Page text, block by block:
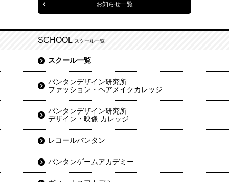
お知らせ一覧
SCHOOL スクール一覧
スクール一覧
バンタンデザイン研究所
ファッション・ヘアメイクカレッジ
バンタンデザイン研究所
デザイン・映像 カレッジ
レコールバンタン
バンタンゲームアカデミー